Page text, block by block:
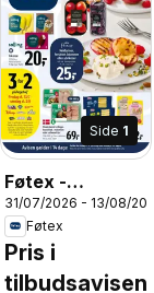
Side 1
Føtex -
Tilbudsavis uge
32 - 33
31/07/2026 - 13/08/
Føtex
Pris i
tilbudsavisen